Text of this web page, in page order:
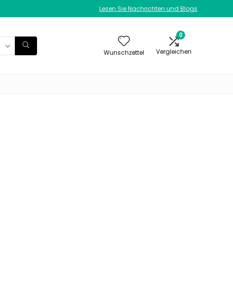
Lesen Sie Nachrichten und Blogs
Wunschzettel
0
Vergleichen